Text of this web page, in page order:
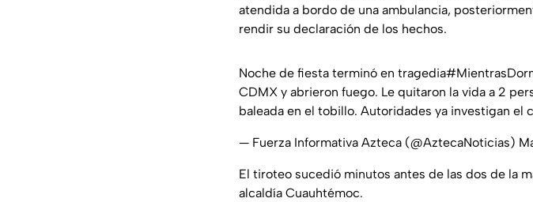
atendida a bordo de una ambulancia,
rendir su declaración de los hechos.
Noche de fiesta terminó en tragedia
CDMX y abrieron fuego. Le quitaron la vida a 2
baleada en el tobillo. Autoridades ya investigan el
— Fuerza Informativa Azteca (@AztecaNoticias)
El tiroteo sucedió minutos antes de las dos de la
alcaldía Cuauhtémoc.